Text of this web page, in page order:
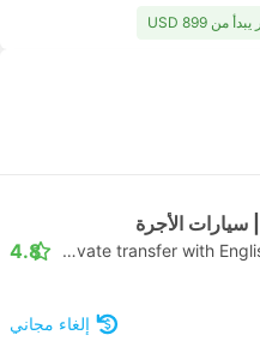
Daytrip private transfer with English speaking driver
4.8
إلغاء مجاني